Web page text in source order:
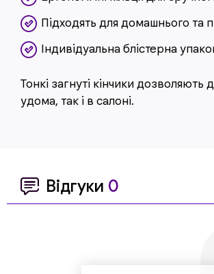
Підходять для домашнього та
Індивідуальна блістерна
Тонкі загнуті кінчики
удома, так і в салоні.
Відгуки 0